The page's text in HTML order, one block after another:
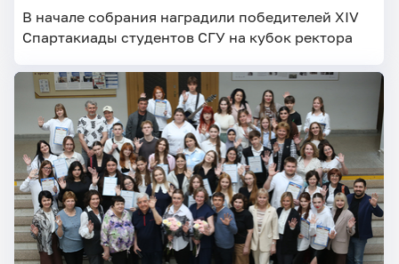
В начале собрания наградили победителей XIV
Спартакиады студентов СГУ на кубок ректора